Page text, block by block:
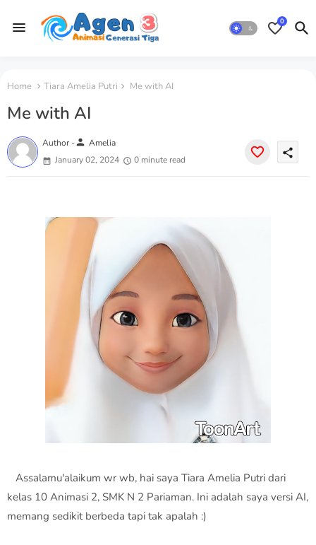
0
Home Tiara Amelia Putri Me with AI
Me with AI
Author -person Amelia
January 02, 2024
0 minute read
share
Assalamu'alaikum wr wb, hai saya Tiara Amelia Putri dari
kelas 10 Animasi 2, SMK N 2 Pariaman. Ini adalah saya versi AI,
memang sedikit berbeda tapi tak apalah :)